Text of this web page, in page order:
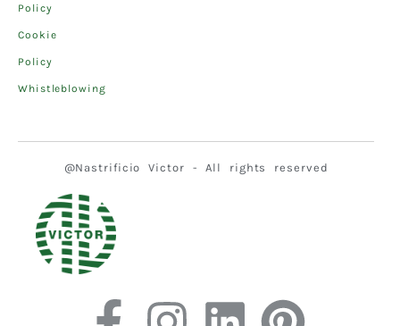
Policy
Cookie
Policy
Whistleblowing
@Nastrificio Victor - All rights reserved